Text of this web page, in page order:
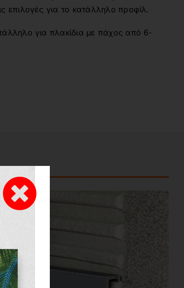
επιλογές για το κατάλληλο προφίλ.
για πλακίδια με πάχος από 6-